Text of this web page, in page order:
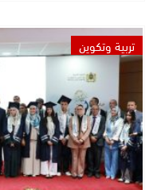
تربية وتكوين